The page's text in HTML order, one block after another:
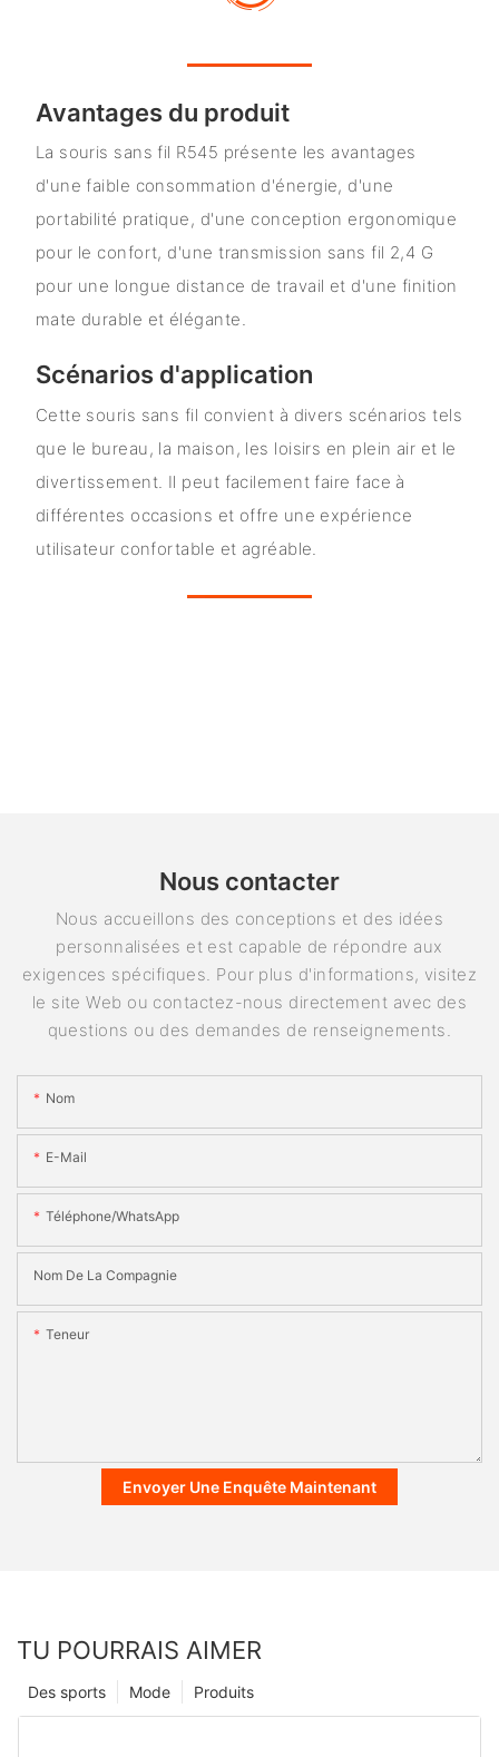
Avantages du produit
La souris sans fil R545 présente les avantages
d'une faible consommation d'énergie, d'une
portabilité pratique, d'une conception ergonomique
pour le confort, d'une transmission sans fil 2,4 G
pour une longue distance de travail et d'une finition
mate durable et élégante.
Scénarios d'application
Cette souris sans fil convient à divers scénarios tels
que le bureau, la maison, les loisirs en plein air et le
divertissement. Il peut facilement faire face à
différentes occasions et offre une expérience
utilisateur confortable et agréable.
Nous contacter
Nous accueillons des conceptions et des idées
personnalisées et est capable de répondre aux
exigences spécifiques. Pour plus d'informations, visitez
le site Web ou contactez-nous directement avec des
questions ou des demandes de renseignements.
Nom
E-Mail
Téléphone/WhatsApp
Nom De La Compagnie
Teneur
Envoyer Une Enquête Maintenant
TU POURRAIS AIMER
Produits
Mode
Des sports